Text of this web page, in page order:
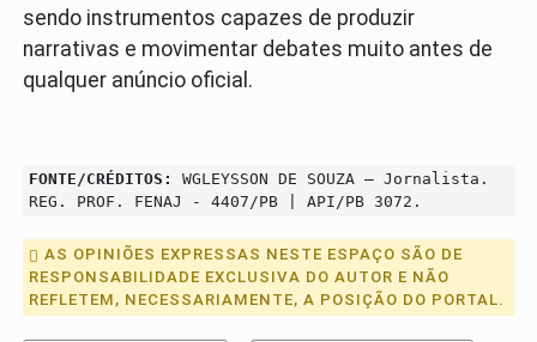
sendo instrumentos capazes de produzir
narrativas e movimentar debates muito antes de
qualquer anúncio oficial.
FONTE/CRÉDITOS:
WGLEYSSON DE SOUZA – Jornalista.
REG. PROF. FENAJ - 4407/PB | API/PB 3072.
AS OPINIÕES EXPRESSAS NESTE ESPAÇO SÃO DE
RESPONSABILIDADE EXCLUSIVA DO AUTOR E NÃO
REFLETEM, NECESSARIAMENTE, A POSIÇÃO DO PORTAL.